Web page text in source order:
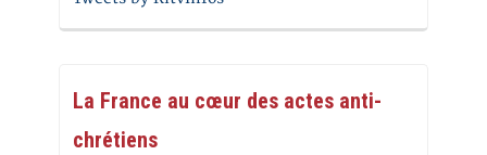
La France au cœur des actes anti-
chrétiens